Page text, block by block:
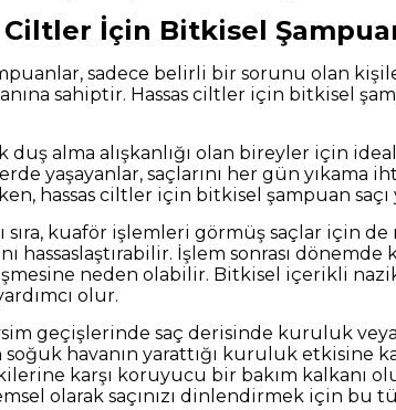
Ciltler İçin Bitkisel
sadece belirli bir sorunu olan
sahiptir. Hassas ciltler için bitkisel
duş alma alışkanlığı olan bireyler için
yaşayanlar, saçlarını her gün yıkama
hassas ciltler için bitkisel şampuan
sıra, kuaför işlemleri görmüş saçlar için
hassaslaştırabilir. İşlem sonrası
neden olabilir. Bitkisel içerikli
olur.
geçişlerinde saç derisinde kuruluk
soğuk havanın yarattığı kuruluk etkisine
karşı koruyucu bir bakım kalkanı
olarak saçınızı dinlendirmek için